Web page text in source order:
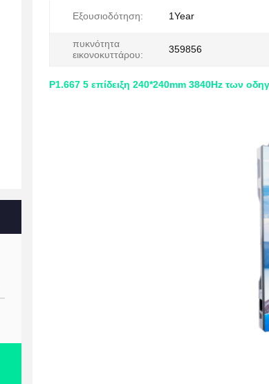
Εξουσιοδότηση: 1Year
πυκνότητα
εικονοκυττάρου:
359856
P1.667 5 επίδειξη 240*240mm 3840Hz των